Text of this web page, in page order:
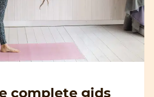
complete gids